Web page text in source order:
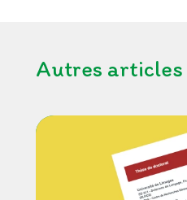
Autres articles